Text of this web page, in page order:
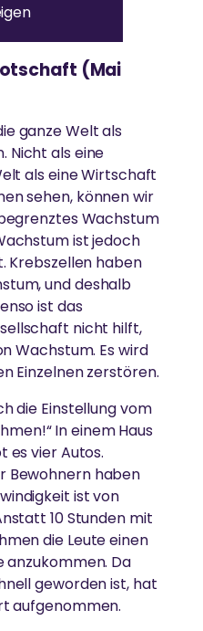
Millionen Menschen
Wirken und ihre
und ist gut
sich regelmäßig
von Gesellschaft und
fördert
das Leben von
in einer
Mitgefühl
Langzeithilfe
stärken und
und
unserem eigenen
(Mai
ganze Welt als
Nicht als eine
als eine Wirtschaft
sehen, können wir
Wachstum
ist jedoch
Krebszellen haben
und deshalb
ist das
nicht hilft,
Wachstum. Es wird
Einzelnen zerstören.
die Einstellung vom
In einem Haus
es vier Autos.
Bewohnern haben
ist von
10 Stunden mit
die Leute einen
anzukommen. Da
geworden ist, hat
aufgenommen.